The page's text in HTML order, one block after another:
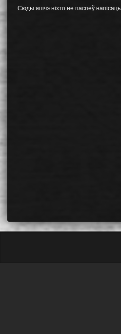
Сюды яшчэ ніхто не паспеў напісаць